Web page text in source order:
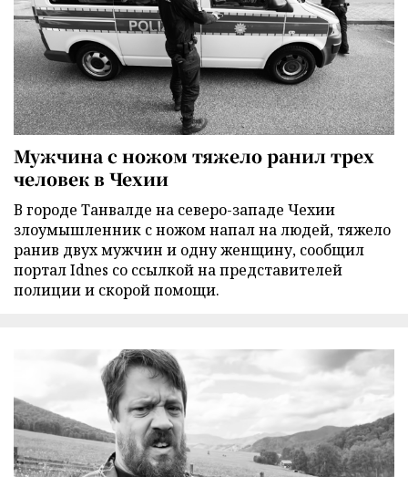
Мужчина с ножом тяжело ранил трех
человек в Чехии
В городе Танвалде на северо-западе Чехии
злоумышленник с ножом напал на людей, тяжело
ранив двух мужчин и одну женщину, сообщил
портал Idnes со ссылкой на представителей
полиции и скорой помощи.